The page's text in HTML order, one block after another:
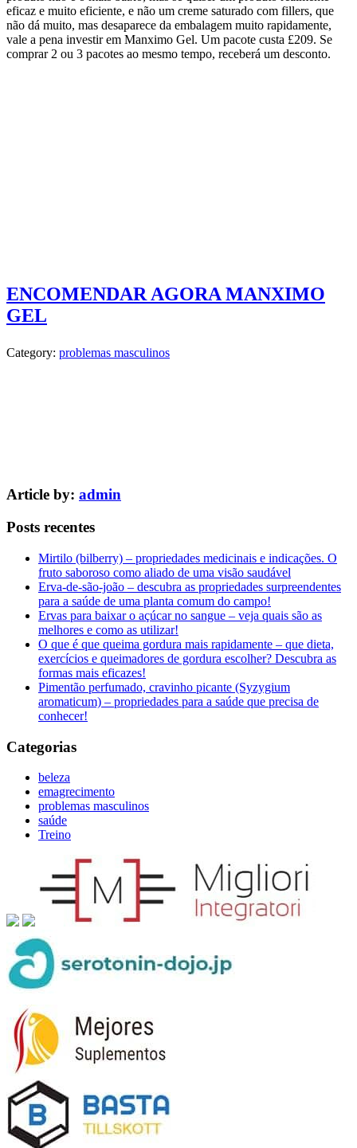
eficaz e muito eficiente, e não um creme saturado com fillers, que
não dá muito, mas desaparece da embalagem muito rapidamente,
vale a pena investir em Manximo Gel. Um pacote custa £209. Se
comprar 2 ou 3 pacotes ao mesmo tempo, receberá um desconto.
ENCOMENDAR AGORA MANXIMO
GEL
Category: problemas masculinos
Article by: admin
Posts recentes
Mirtilo (bilberry) – propriedades medicinais e indicações. O
fruto saboroso como aliado de uma visão saudável
Erva-de-são-joão – descubra as propriedades surpreendentes
para a saúde de uma planta comum do campo!
Ervas para baixar o açúcar no sangue – veja quais são as
melhores e como as utilizar!
O que é que queima gordura mais rapidamente – que dieta,
exercícios e queimadores de gordura escolher? Descubra as
formas mais eficazes!
Pimentão perfumado, cravinho picante (Syzygium
aromaticum) – propriedades para a saúde que precisa de
conhecer!
Categorias
beleza
emagrecimento
problemas masculinos
saúde
Treino